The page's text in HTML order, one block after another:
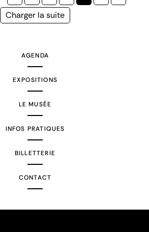
Page
Charger la suite
AGENDA
EXPOSITIONS
LE MUSÉE
INFOS PRATIQUES
BILLETTERIE
CONTACT